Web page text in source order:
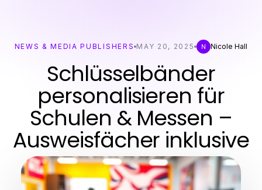
NEWS & MEDIA PUBLISHERS MAY 20, 2025 N Nicole Hall
Schlüsselbänder
personalisieren für
Schulen & Messen –
Ausweisfächer inklusive